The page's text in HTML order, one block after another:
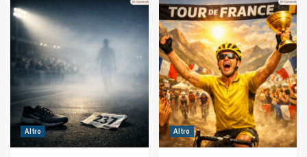
Altro Altro